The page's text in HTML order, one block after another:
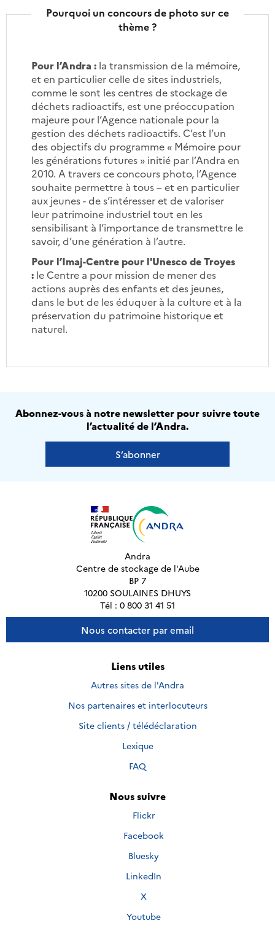
Pourquoi un concours de photo sur ce
thème ?
Pour l’Andra : la transmission de la mémoire,
et en particulier celle de sites industriels,
comme le sont les centres de stockage de
déchets radioactifs, est une préoccupation
majeure pour l’Agence nationale pour la
gestion des déchets radioactifs. C’est l’un
des objectifs du programme « Mémoire pour
les générations futures » initié par l’Andra en
2010. A travers ce concours photo, l’Agence
souhaite permettre à tous – et en particulier
aux jeunes - de s’intéresser et de valoriser
leur patrimoine industriel tout en les
sensibilisant à l’importance de transmettre le
savoir, d’une génération à l’autre.
Pour l’Imaj-Centre pour l'Unesco de Troyes
: le Centre a pour mission de mener des
actions auprès des enfants et des jeunes,
dans le but de les éduquer à la culture et à la
préservation du patrimoine historique et
naturel.
Abonnez-vous à notre newsletter pour suivre toute
l’actualité de l’Andra.
S’abonner
Andra
Centre de stockage de l'Aube
BP 7
10200 SOULAINES DHUYS
Tél : 0 800 31 41 51
Nous contacter par email
Liens utiles
Autres sites de l'Andra
Nos partenaires et interlocuteurs
Site clients / télédéclaration
Lexique
FAQ
Nous suivre
Nous
sur
Flickr
Nous
sur
Facebook
Nous
sur
Bluesky
Nous
LinkedIn
Nous
sur
X
Nous
Youtube